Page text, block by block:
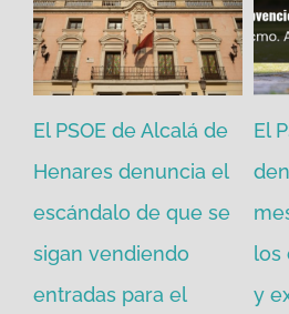
El PSOE de Alcalá de
Henares denuncia el
escándalo de que se
sigan vendiendo
entradas para el
El
los
y